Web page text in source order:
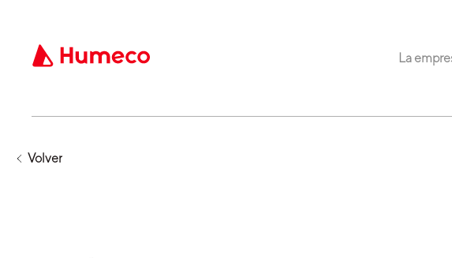
La
Volver